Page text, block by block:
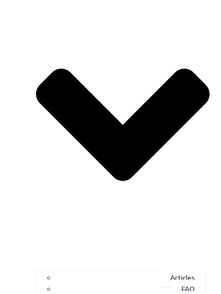
Articles
FAQ